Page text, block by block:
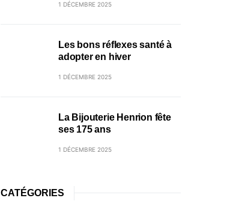
1 DÉCEMBRE 2025
Les bons réflexes santé à
adopter en hiver
1 DÉCEMBRE 2025
La Bijouterie Henrion fête
ses 175 ans
1 DÉCEMBRE 2025
CATÉGORIES